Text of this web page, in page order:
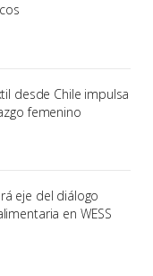
desde Chile impulsa
femenino
eje del diálogo
en WESS